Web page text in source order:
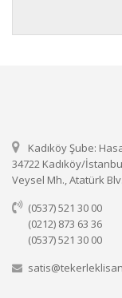
Kadıköy Şube:
34722 Kadıköy/
Veysel Mh., Atatürk
(0537) 521 30 00
(0212) 873 63 36
(0537) 521 30 00